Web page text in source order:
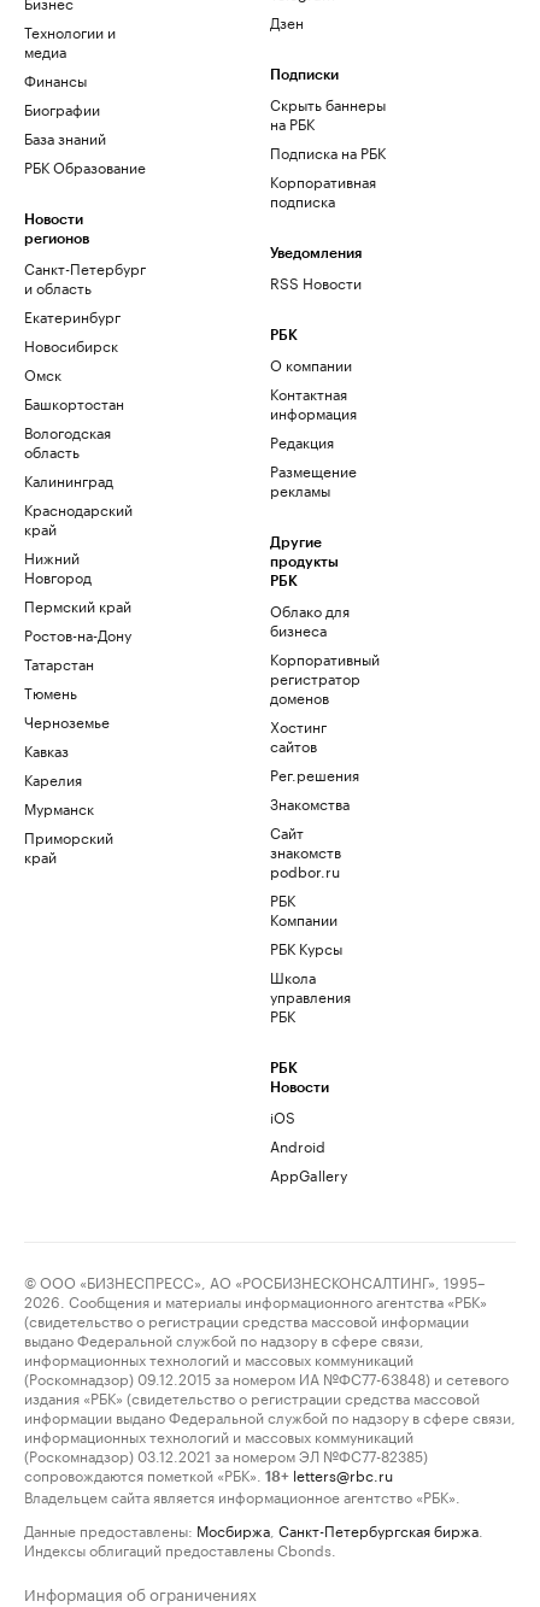
Технологии и
медиа
Финансы
Биографии
База знаний
РБК Образование
Новости
регионов
Санкт-Петербург
и область
Екатеринбург
Новосибирск
Омск
Башкортостан
Вологодская
область
Калининград
Краснодарский
край
Нижний
Новгород
Пермский край
Ростов-на-Дону
Татарстан
Тюмень
Черноземье
Кавказ
Карелия
Мурманск
Приморский
край
Дзен
Подписки
Скрыть баннеры
на РБК
Подписка на РБК
Корпоративная
подписка
Уведомления
RSS Новости
РБК
О компании
Контактная
информация
Редакция
Размещение
рекламы
Другие
продукты
РБК
Облако для
бизнеса
Корпоративный
регистратор
доменов
Хостинг
сайтов
Рег.решения
Знакомства
Сайт
знакомств
podbor.ru
РБК
Компании
РБК Курсы
Школа
управления
РБК
РБК
Новости
iOS
Android
AppGallery
© ООО «БИЗНЕСПРЕСС», АО «РОСБИЗНЕСКОНСАЛТИНГ», 1995–
2026. Сообщения и материалы информационного агентства «РБК»
(свидетельство о регистрации средства массовой информации
выдано Федеральной службой по надзору в сфере связи,
информационных технологий и массовых коммуникаций
(Роскомнадзор) 09.12.2015 за номером ИА №ФС77-63848) и сетевого
издания «РБК» (свидетельство о регистрации средства массовой
информации выдано Федеральной службой по надзору в сфере связи,
информационных технологий и массовых коммуникаций
(Роскомнадзор) 03.12.2021 за номером ЭЛ №ФС77-82385)
сопровождаются пометкой «РБК».
18+ letters@rbc.ru
Владельцем сайта является информационное агентство «РБК».
Данные предоставлены: Мосбиржа Санкт-Петербургская биржа
Индексы облигаций предоставлены Cbonds.
Информация об ограничениях